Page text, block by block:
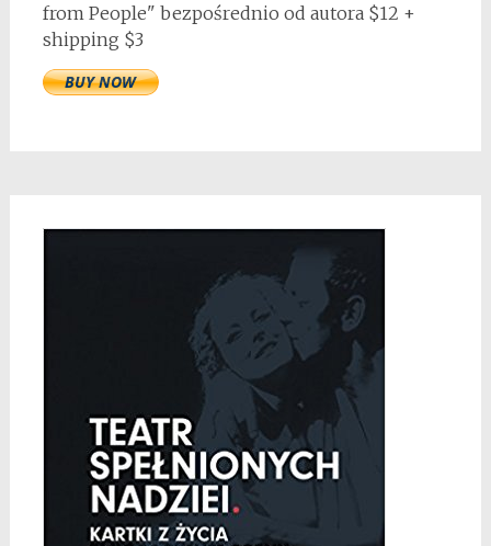
from People" bezpośrednio od autora $12 +
shipping $3